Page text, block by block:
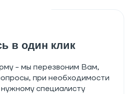
в один клик
- мы перезвоним Вам,
при необходимости
специалисту